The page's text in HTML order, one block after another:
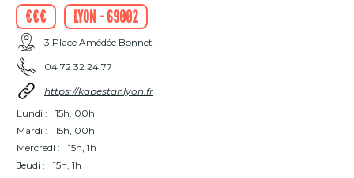
€€€
Lyon - 69002
3 Place Amédée Bonnet
04 72 32 24 77
https://kabestanlyon.fr
Lundi :
15h, 00h
Mardi :
15h, 00h
Mercredi :
15h, 1h
Jeudi :
15h, 1h